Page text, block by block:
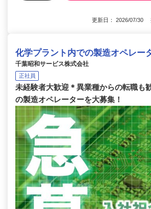
更新日： 2026/07/30
化学プラント内での製造オペレー
千葉昭和サービス株式会社
正社員
未経験者大歓迎＊異業種からの転職も
の製造オペレーターを大募集！